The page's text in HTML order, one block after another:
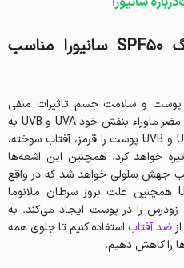
کرم ضد آفتاب بی رنگ SPF50 سانیورا مناسب
پوست و سلامت جسم تاثیرات منفی
زیادی دارد. نور آفتاب با اشعه‌های مضر ماوراء بنفش خود UVA و UVB به
تخریب سلولی منجر می‌شود. UVA و UVB پوست را قرمز، آفتاب سوخته،
خواهد کرد. همچنین این اشعه‌ها
جهش سلولی خواهد شد که در واقع
همان سرطان پوست است. UVA همچنین علت بروز سرطان ملانوما
را در پوست ایجاد می‌کند. به
ضد آفتاب استفاده کنیم تا جلوی همه
را کاهش دهیم.